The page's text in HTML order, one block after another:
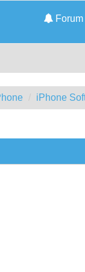
Forum
iPhone